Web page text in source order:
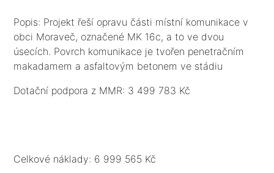
Popis: Projekt řeší opravu části místní komunikace v
obci Moraveč, označené MK 16c, a to ve dvou
úsecích. Povrch komunikace je tvořen penetračním
makadamem a asfaltovým betonem ve stádiu
jsou dostačující. Nevyhovující je stávající kryt z
podélným a příčným spádem do nezpevněných ploch.
Dotační podpora z MMR: 3 499 783 Kč
Celkové náklady: 6 999 565 Kč